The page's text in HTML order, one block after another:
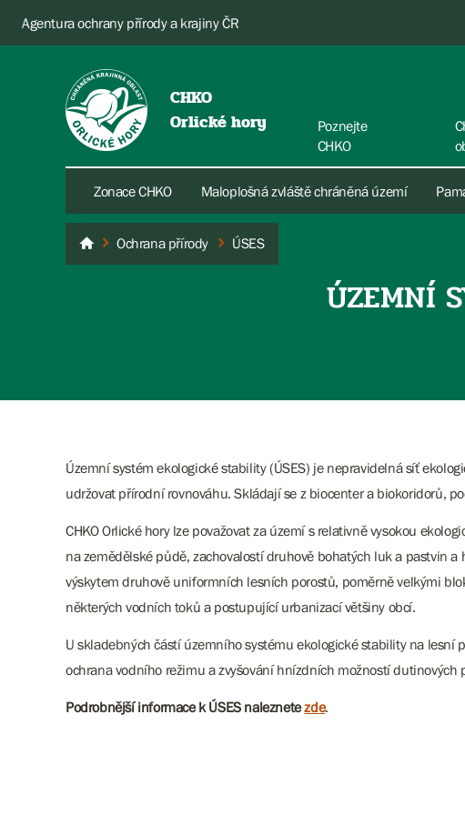
Agentura ochrany přírody a krajiny ČR
CHKO
Orlické hory
Poznejte
CHKO
Zonace CHKO Maloplošná zvláště chráněná území
Orlické hory
Ochrana přírody ÚSES
ÚZEMNÍ
Územní systém ekologické stability (ÚSES) je nepravidelná síť
udržovat přírodní rovnováhu. Skládají se z biocenter a biokoridorů,
CHKO Orlické hory lze považovat za území s relativně vysokou
na zemědělské půdě, zachovalostí druhově bohatých luk a pastvin
výskytem druhově uniformních lesních porostů, poměrně velkými
některých vodních toků a postupující urbanizací většiny obcí.
U skladebných částí územního systému ekologické stability na
ochrana vodního režimu a zvyšování hnízdních možností
Podrobnější informace k ÚSES naleznetezde.